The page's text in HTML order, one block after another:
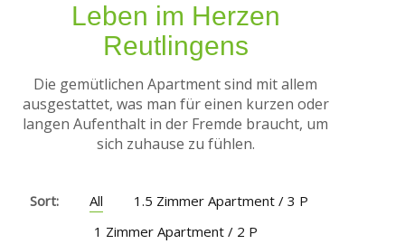
Leben im Herzen
Reutlingens
Die gemütlichen Apartment sind mit allem
ausgestattet, was man für einen kurzen oder
langen Aufenthalt in der Fremde braucht, um
sich zuhause zu fühlen.
Sort: All
1.5 Zimmer Apartment / 3 P
1 Zimmer Apartment / 2 P